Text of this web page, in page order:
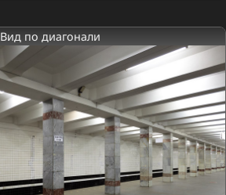
Вид по диагонали